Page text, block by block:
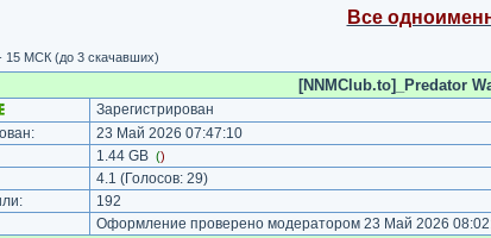
Все
15 МСК (до 3 скачавших)
[NNMClub.to]_Predator
Зарегистрирован
23 Май 2026 07:47:10
1.44 GB ()
4.1 (Голосов: 29)
192
Оформление проверено модератором 23 Май 2026